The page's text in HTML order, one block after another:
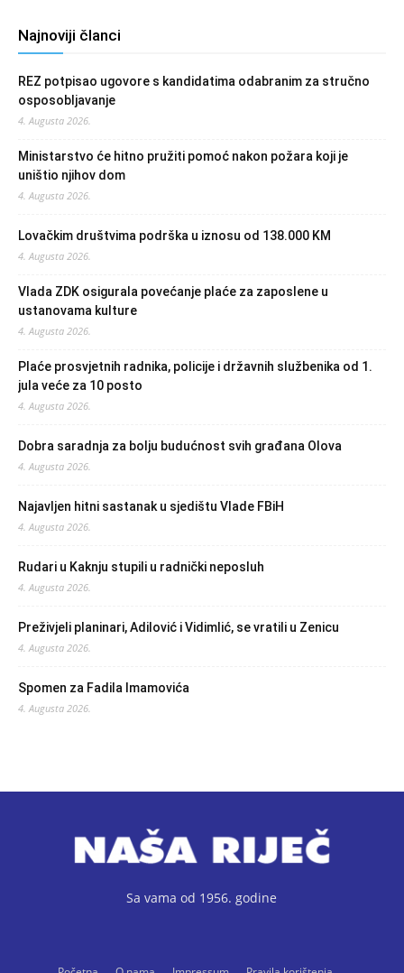
Najnoviji članci
REZ potpisao ugovore s kandidatima odabranim za stručno
osposobljavanje
4. Augusta 2026.
Ministarstvo će hitno pružiti pomoć nakon požara koji je
uništio njihov dom
4. Augusta 2026.
Lovačkim društvima podrška u iznosu od 138.000 KM
4. Augusta 2026.
Vlada ZDK osigurala povećanje plaće za zaposlene u
ustanovama kulture
4. Augusta 2026.
Plaće prosvjetnih radnika, policije i državnih službenika od 1.
jula veće za 10 posto
4. Augusta 2026.
Dobra saradnja za bolju budućnost svih građana Olova
4. Augusta 2026.
Najavljen hitni sastanak u sjedištu Vlade FBiH
4. Augusta 2026.
Rudari u Kaknju stupili u radnički neposluh
4. Augusta 2026.
Preživjeli planinari, Adilović i Vidimlić, se vratili u Zenicu
4. Augusta 2026.
Spomen za Fadila Imamovića
4. Augusta 2026.
Sa vama od 1956. godine